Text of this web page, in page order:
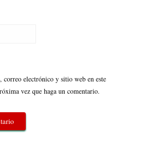
correo electrónico y sitio web en este
vez que haga un comentario.